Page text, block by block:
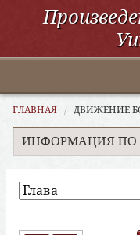
Главная
По алфавиту
ГЛАВНАЯ ДВИЖЕНИЕ
ИНФОРМАЦИЯ ПО